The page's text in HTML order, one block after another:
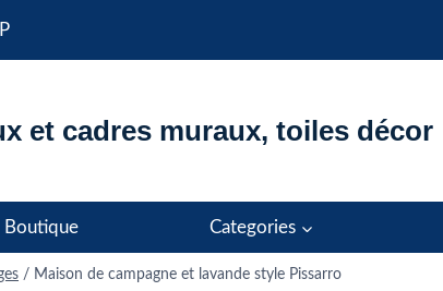
et cadres muraux, toiles décor
Boutique Categories
/ Maison de campagne et lavande style Pissarro